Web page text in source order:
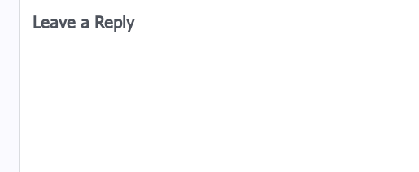
ဤစကားတို႔က ဘုရား၏အလိုေဆာင္စကား
Leave a Reply